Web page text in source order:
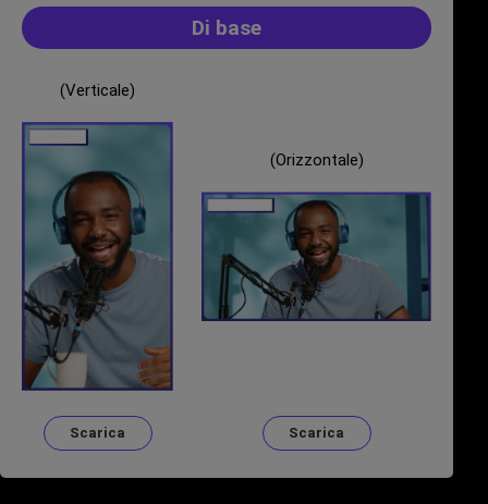
Di base
(Verticale)
Scarica
(Orizzontale)
Scarica